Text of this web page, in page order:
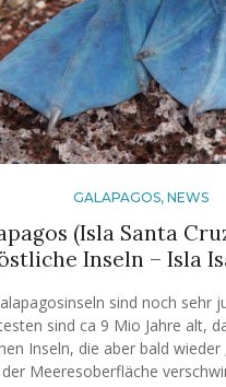
GALAPAGOS, NEWS
(Isla Santa
Inseln – Isla
sind noch sehr
sind ca 9 Mio Jahre alt,
Inseln, die aber bald wieder
Meeresoberfläche